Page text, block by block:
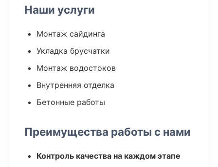
Наши услуги
Монтаж сайдинга
Укладка брусчатки
Монтаж водостоков
Внутренняя отделка
Бетонные работы
Преимущества работы с нами
Контроль качества на каждом этапе